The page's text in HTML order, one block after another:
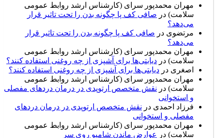
مهران محمدپور سرای (کارشناس ارشد روابط عمومی
سلامت) در صافی کف پا چگونه بدن را تحت تاثیر قرار
می‌دهد؟
مرتضوی در صافی کف پا چگونه بدن را تحت تاثیر قرار
می‌دهد؟
مهران محمدپور سرای (کارشناس ارشد روابط عمومی
سلامت) در دیابتی‌ها برای آشپزی از چه روغنی استفاده کنند؟
اصغری در دیابتی‌ها برای آشپزی از چه روغنی استفاده کنند؟
مهران محمدپور سرای (کارشناس ارشد روابط عمومی
سلامت) در نقش متخصص ارتوپدی در درمان دردهای مفصلی
و استخوانی
فرزاد احمدی در نقش متخصص ارتوپدی در درمان دردهای
مفصلی و استخوانی
مهران محمدپور سرای (کارشناس ارشد روابط عمومی
سلامت) در
عوارض ماندن شامپو روی سر